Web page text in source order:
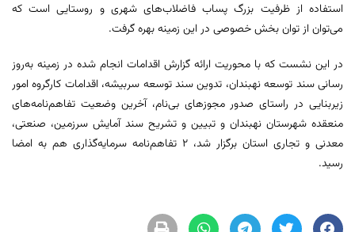
استفاده از ظرفیت بزرگ پساب فاضلاب‌های شهری و روستایی است که
می‌توان از توان بخش خصوصی در این زمینه بهره گرفت.
در این نشست که با محوریت ارائه گزارش اقدامات انجام شده در زمینه به‌روز
رسانی سند توسعه نهبندان، تدوین سند توسعه سربیشه، اقدامات کارگروه امور
زیربنایی در راستای صدور مجوزهای بی‌نام، آخرین وضعیت تفاهم‌نامه‌های
منعقده شهرستان نهبندان و تبیین و تشریح سند آمایش سرزمین، صنعتی،
معدنی و تجاری استان برگزار شد، ۲ تفاهم‌نامه سرمایه‌گذاری هم به امضا
رسید.